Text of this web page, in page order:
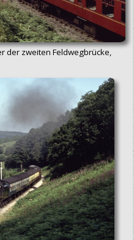
der zweiten Feldwegbrücke,